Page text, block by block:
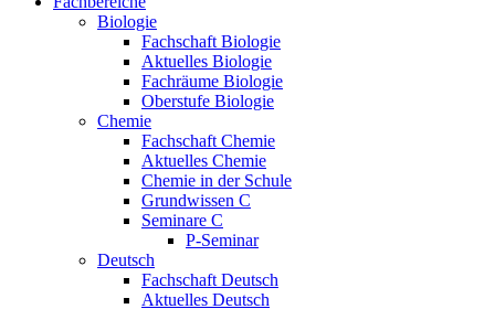
Biologie
Fachschaft Biologie
Aktuelles Biologie
Fachräume Biologie
Oberstufe Biologie
Chemie
Fachschaft Chemie
Aktuelles Chemie
Chemie in der Schule
Grundwissen C
Seminare C
P-Seminar
Deutsch
Fachschaft Deutsch
Aktuelles Deutsch